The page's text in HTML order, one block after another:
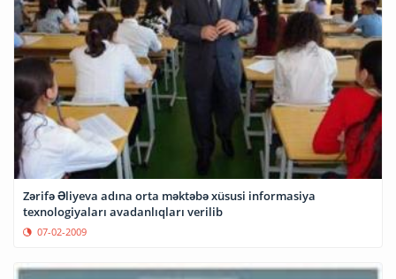
Zərifə Əliyeva adına orta məktəbə xüsusi informasiya
texnologiyaları avadanlıqları verilib
07-02-2009